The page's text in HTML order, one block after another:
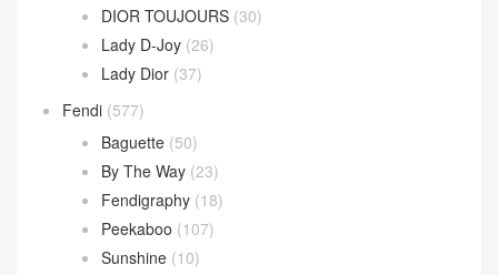
DIOR TOUJOURS (30)
Lady D-Joy (26)
Lady Dior (37)
Fendi (577)
Baguette (50)
By The Way (23)
Fendigraphy (18)
Peekaboo (107)
Sunshine (10)